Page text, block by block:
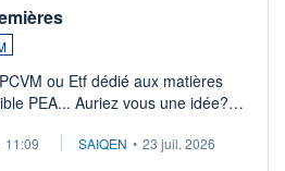
ou Etf dédié aux matières
PEA... Auriez vous une idée?
11:09 SAIQEN • 23 juil. 2026